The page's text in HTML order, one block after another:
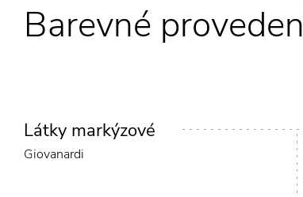
Barevné
Látky markýzové
Giovanardi